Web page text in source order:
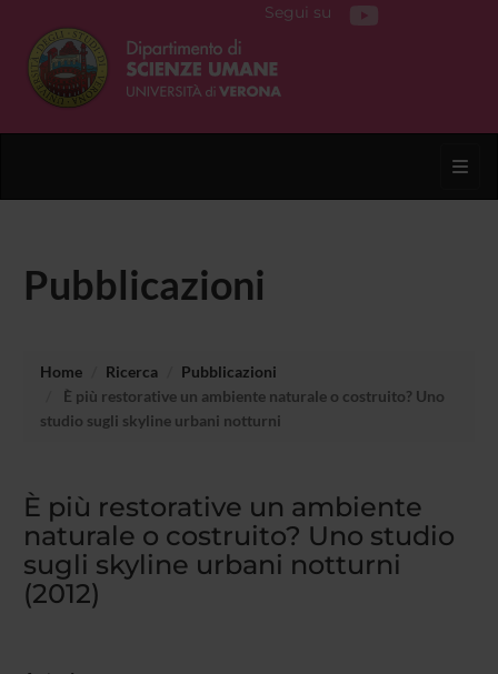
Segui su
Pubblicazioni
Home Ricerca
Pubblicazioni
È più restorative un ambiente naturale o costruito? Uno
studio sugli skyline urbani notturni
È più restorative un ambiente
naturale o costruito? Uno studio
sugli skyline urbani notturni
(2012)